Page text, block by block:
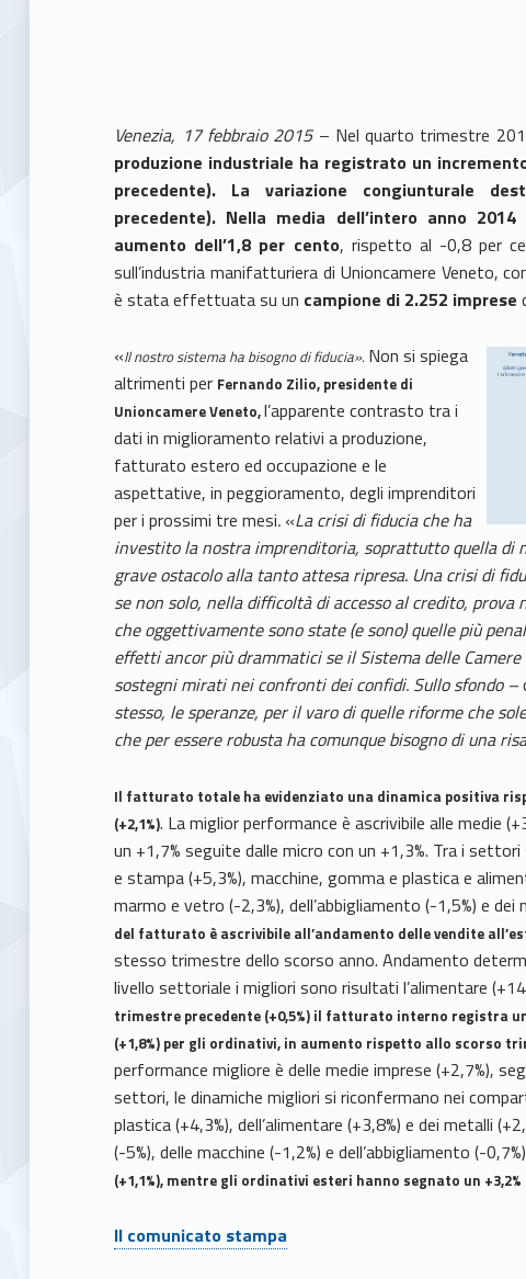
Venezia, 17 febbraio 2015– Nel quarto trimestre
produzione industriale ha registrato un
precedente).
La variazione congiunturale
precedente). Nella media dell’intero anno
aumento dell’1,8 per cento, rispetto al -0,8 per
sull’industria manifatturiera di Unioncamere Veneto,
è stata effettuata su un campione di 2.252 imprese
«Il nostro sistema ha bisogno di fiducia». Non si spiega
altrimenti per Fernando Zilio, presidente di
Unioncamere Veneto,l’apparente contrasto tra i
dati in miglioramento relativi a produzione,
fatturato estero ed occupazione e le
aspettative, in peggioramento, degli imprenditori
per i prossimi tre mesi. «La crisi di fiducia che ha
investito la nostra imprenditoria, soprattutto quella di
grave ostacolo alla tanto attesa ripresa. Una crisi di
se non solo, nella difficoltà di accesso al credito,
che oggettivamente sono state (e sono) quelle più
effetti ancor più drammatici se il Sistema delle
sostegni mirati nei confronti dei confidi. Sullo sfondo –
stesso, le speranze, per il varo di quelle riforme che
che per essere robusta ha comunque bisogno di una
Il fatturato totale ha evidenziato una dinamica positiva
(+2,1%). La miglior performance è ascrivibile alle medie
un +1,7% seguite dalle micro con un +1,3%. Tra i
e stampa (+5,3%), macchine, gomma e plastica e
marmo e vetro (-2,3%), dell’abbigliamento (-1,5%) e
del fatturato è ascrivibile all’andamento delle vendite
stesso trimestre dello scorso anno. Andamento
livello settoriale i migliori sono risultati l’alimentare
trimestre precedente (+0,5%) il fatturato interno registra
(+1,8%) per gli ordinativi, in aumento rispetto allo scorso
performance migliore è delle medie imprese (+2,7%),
settori, le dinamiche migliori si riconfermano nei
plastica (+4,3%), dell’alimentare (+3,8%) e dei metalli
(-5%), delle macchine (-1,2%) e dell’abbigliamento (-
(+1,1%), mentre gli ordinativi esteri hanno segnato un
Il comunicato stampa